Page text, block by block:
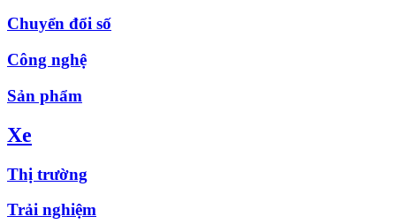
Chuyển đổi số
Công nghệ
Sản phẩm
Xe
Thị trường
Trải nghiệm